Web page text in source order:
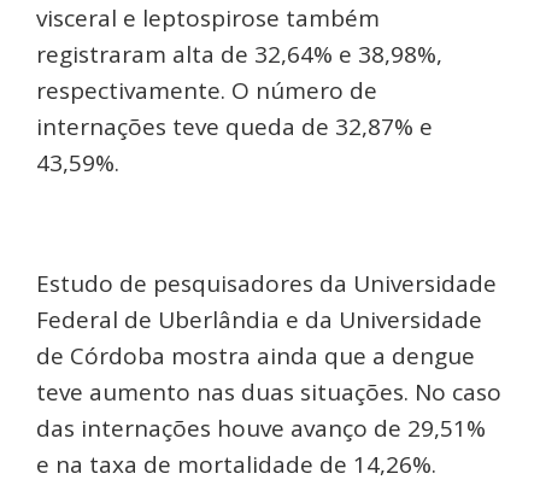
visceral e leptospirose também
registraram alta de 32,64% e 38,98%,
respectivamente. O número de
internações teve queda de 32,87% e
43,59%.
Estudo de pesquisadores da Universidade
Federal de Uberlândia e da Universidade
de Córdoba mostra ainda que a dengue
teve aumento nas duas situações. No caso
das internações houve avanço de 29,51%
e na taxa de mortalidade de 14,26%.